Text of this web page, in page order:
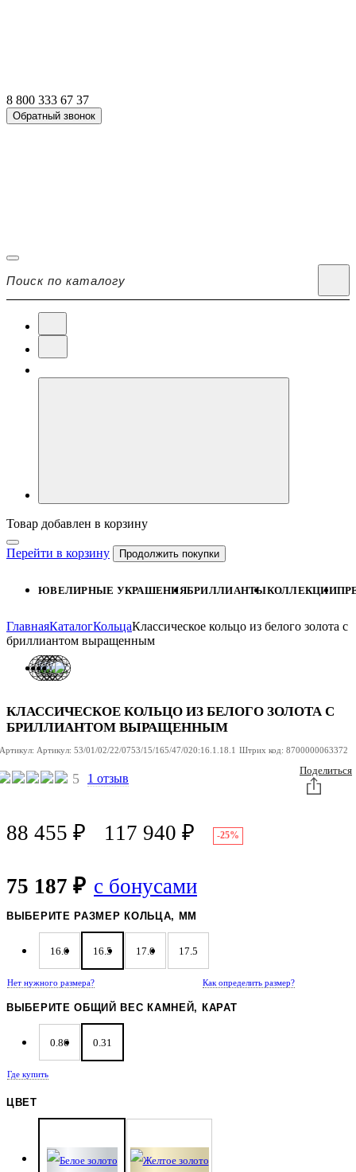
8 800 333 67 37
Обратный звонок
Товар добавлен в корзину
Перейти в корзину Продолжить покупки
ЮВЕЛИРНЫЕ УКРАШЕНИЯБРИЛЛИАНТЫКОЛЛЕКЦИИ
ГлавнаяКаталогКольцаКлассическое кольцо из белого золота с
бриллиантом выращенным
КЛАССИЧЕСКОЕ КОЛЬЦО ИЗ БЕЛОГО ЗОЛОТА С
БРИЛЛИАНТОМ ВЫРАЩЕННЫМ
Артикул: Артикул: 53/01/02/22/0753/15/165/47/020:16.1.18.1 Штрих код: 8700000063372
5 1 отзыв
Поделиться
88 455 ₽ 117 940 ₽ -25%
75 187 ₽ с бонусами
ВЫБЕРИТЕ РАЗМЕР КОЛЬЦА, ММ
16.0 16.5 17.0 17.5
Нет нужного размера? Как определить размер?
ВЫБЕРИТЕ ОБЩИЙ ВЕС КАМНЕЙ, КАРАТ
0.86 0.31
Где купить
ЦВЕТ